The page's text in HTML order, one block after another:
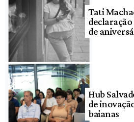
Tati
de
Hub
de
baianas